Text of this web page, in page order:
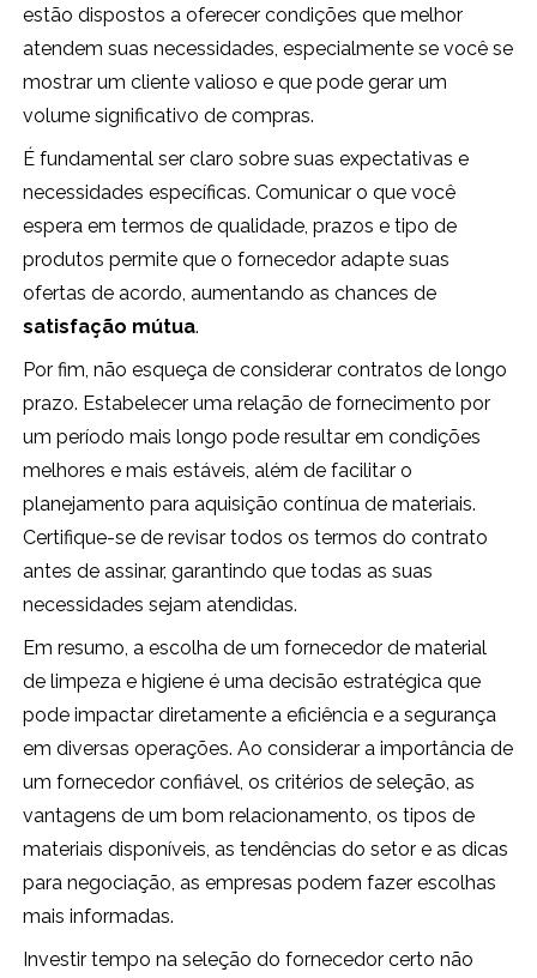
estão dispostos a oferecer condições que melhor
atendem suas necessidades, especialmente se você se
mostrar um cliente valioso e que pode gerar um
volume significativo de compras.
É fundamental ser claro sobre suas expectativas e
necessidades específicas. Comunicar o que você
espera em termos de qualidade, prazos e tipo de
produtos permite que o fornecedor adapte suas
ofertas de acordo, aumentando as chances de
satisfação mútua.
Por fim, não esqueça de considerar contratos de longo
prazo. Estabelecer uma relação de fornecimento por
um período mais longo pode resultar em condições
melhores e mais estáveis, além de facilitar o
planejamento para aquisição contínua de materiais.
Certifique-se de revisar todos os termos do contrato
antes de assinar, garantindo que todas as suas
necessidades sejam atendidas.
Em resumo, a escolha de um fornecedor de material
de limpeza e higiene é uma decisão estratégica que
pode impactar diretamente a eficiência e a segurança
em diversas operações. Ao considerar a importância de
um fornecedor confiável, os critérios de seleção, as
vantagens de um bom relacionamento, os tipos de
materiais disponíveis, as tendências do setor e as dicas
para negociação, as empresas podem fazer escolhas
mais informadas.
Investir tempo na seleção do fornecedor certo não